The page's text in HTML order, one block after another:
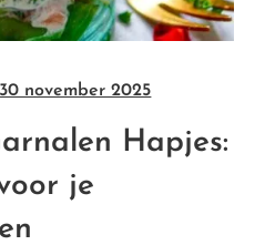
30 november 2025
Hapjes:
je